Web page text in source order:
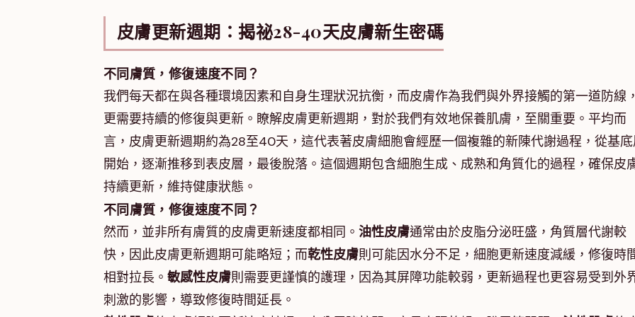
皮膚更新週期：揭祕28-40天皮膚新生密碼
不同膚質，修復速度不同？
我們每天都在與各種環境因素和自身生理狀況抗衡，而皮膚作為我們與外界接觸的第一道防線，
更需要持續的修復與更新。瞭解皮膚更新週期，對於我們有效地保養肌膚，至關重要。平均而
言，皮膚更新週期約為28至40天，這代表著皮膚細胞會經歷一個複雜的新陳代謝過程，從基底
開始，逐漸推移到表皮層，最後脫落。這個週期包含細胞生成、成熟和角質化的過程，確保皮
持續更新，維持健康狀態。
不同膚質，修復速度不同？
然而，並非所有膚質的皮膚更新速度都相同。 油性皮膚通常由於皮脂分泌旺盛，角質層代謝較
快，因此皮膚更新週期可能略短；而乾性皮膚則可能因水分不足，細胞更新速度減緩，修復時
相對拉長。 敏感性皮膚則需要更謹慎的護理，因為其屏障功能較弱，更新過程也更容易受到外
刺激的影響，導致修復時間延長。